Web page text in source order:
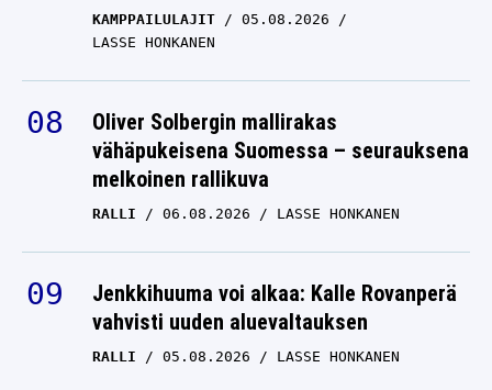
KAMPPAILULAJIT
05.08.2026
LASSE HONKANEN
Oliver Solbergin mallirakas
vähäpukeisena Suomessa – seurauksena
melkoinen rallikuva
RALLI 06.08.2026 LASSE HONKANEN
Jenkkihuuma voi alkaa: Kalle Rovanperä
vahvisti uuden aluevaltauksen
RALLI 05.08.2026 LASSE HONKANEN